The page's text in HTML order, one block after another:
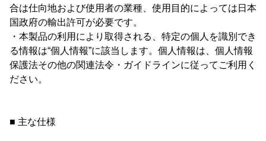
合は仕向地および使用者の業種、使用目的によっては日本
国政府の輸出許可が必要です。
・本製品の利用により取得される、特定の個人を識別でき
る情報は“個人情報”に該当します。個人情報は、個人情報
保護法その他の関連法令・ガイドラインに従ってご利用く
ださい。
■ 主な仕様